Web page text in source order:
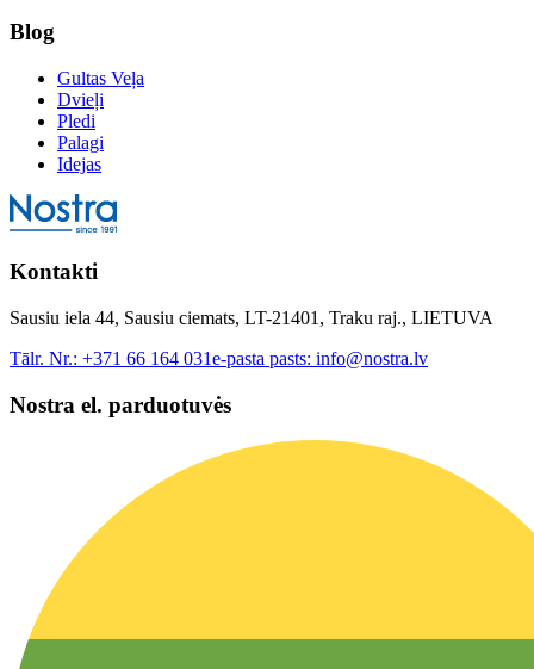
Blog
Gultas Veļa
Dvieļi
Pledi
Palagi
Idejas
Kontakti
Sausiu iela 44, Sausiu ciemats, LT-21401, Traku raj., LIETUVA
Tālr. Nr.: +371 66 164 031e-pasta pasts: info@nostra.lv
Nostra el. parduotuvės